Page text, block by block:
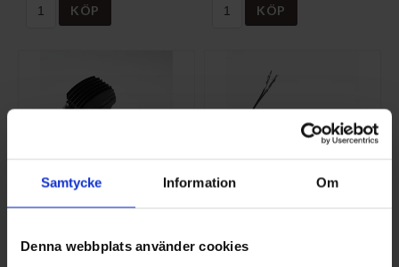
Samtycke Information Om
Denna webbplats använder cookies
KÖP KÖP
CIRKPUMP.UPMXL
TEMPSENSOR-BT11